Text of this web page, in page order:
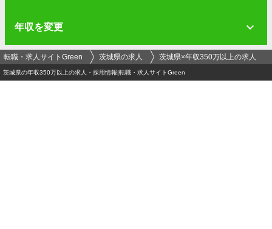
年収を変更
転職・求人サイトGreen 茨城県の求人 茨城県×年収350万以上の求人
茨城県の年収350万以上の求人・採用情報|転職・求人サイトGreen